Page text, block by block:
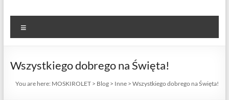
ramkowe i
drzwiowe
Wszystkiego dobrego na Święta!
You are here: MOSKIROLET > Blog > Inne >Wszystkiego dobrego na Święta!